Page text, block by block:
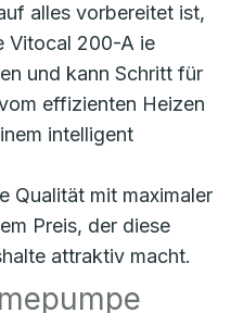
alles vorbereitet ist,
Vitocal 200-A ie
und kann Schritt für
effizienten Heizen
intelligent
Qualität mit maximaler
Preis, der diese
attraktiv macht.